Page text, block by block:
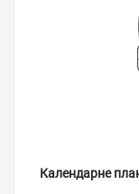
Календарне